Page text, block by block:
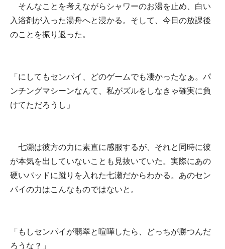
そんなことを考えながらシャワーのお湯を止め、白い
入浴剤が入った湯舟へと浸かる。そして、今日の放課後
のことを振り返った。
「にしてもセンパイ、どのゲームでも凄かったなぁ。パ
ンチングマシーンなんて、私がズルをしなきゃ確実に負
けてただろうし」
七瀬は彼方の力に素直に感服するが、それと同時に彼
が本気を出していないことも見抜いていた。実際にあの
硬いパッドに蹴りを入れた七瀬だからわかる。あのセン
パイの力はこんなものではないと。
「もしセンパイが翡翠と喧嘩したら、どっちが勝つんだ
ろうな？」